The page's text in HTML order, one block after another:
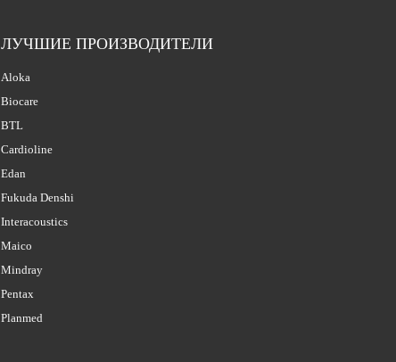
ЛУЧШИЕ ПРОИЗВОДИТЕЛИ
Aloka
Biocare
BTL
Cardioline
Edan
Fukuda Denshi
Interacoustics
Maico
Mindray
Pentax
Planmed